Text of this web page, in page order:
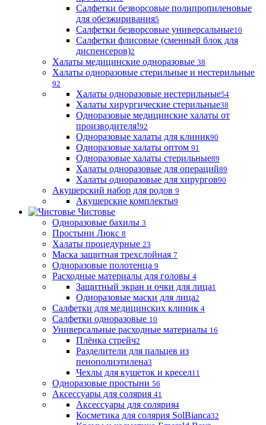
Салфетки безворсовые полипропиленовые
для обезжиривания5
Салфетки безворсовые универсальные10
Салфетки флисовые (сменный блок для
диспенсеров)2
Халаты медицинские одноразовые 38
Халаты одноразовые стерильные и нестерильные
92
Халаты одноразовые нестерильные54
Халаты хирургические стерильные38
Одноразовые медицинские халаты от
производителя!92
Одноразовые халаты для клиник90
Одноразовые халаты оптом 91
Одноразовые халаты стерильные89
Халаты одноразовые для операций89
Халаты одноразовые для хирургов90
Акушерский набор для родов 9
Акушерские комплекты9
Чистовье
Одноразовые бахилы 3
Простыни Люкс 8
Халаты процедурные 23
Маска защитная трехслойная 7
Одноразовые полотенца 9
Расходные материалы для головы 4
Защитный экран и очки для лица1
Одноразовые маски для лица2
Салфетки для медицинских клиник 4
Салфетки одноразовые 10
Универсальные расходные материалы 16
Плёнка стрейч2
Разделители для пальцев из
пенополиэтилена3
Чехлы для кушеток и кресел11
Одноразовые простыни 56
Аксессуары для солярия 41
Аксессуары для солярия4
Косметика для солярия SolBianca32